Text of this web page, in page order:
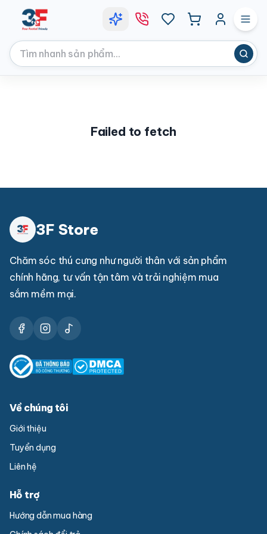
Failed to fetch
3F Store
Chăm sóc thú cưng như người thân với sản phẩm
chính hãng, tư vấn tận tâm và trải nghiệm mua
sắm mềm mại.
Về chúng tôi
Giới thiệu
Tuyển dụng
Liên hệ
Hỗ trợ
Hướng dẫn mua hàng